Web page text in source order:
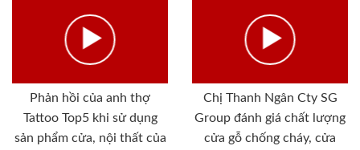
Phản hồi của anh thợ
Tattoo Top5 khi sử dụng
sản phẩm cửa, nội thất của
Chị Thanh Ngân Cty SG
Group đánh giá chất lượng
cửa gỗ chống cháy, cửa